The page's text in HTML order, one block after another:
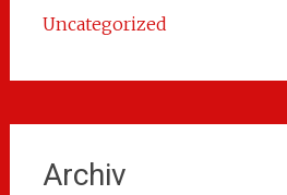
Uncategorized
Archiv